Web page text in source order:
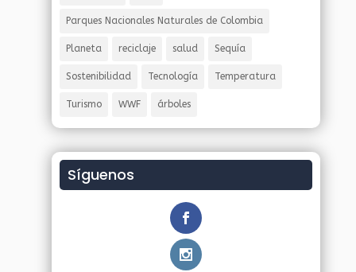
Parques Nacionales Naturales de Colombia
Planeta reciclaje salud Sequía
Sostenibilidad Tecnología Temperatura
Turismo WWF árboles
Síguenos